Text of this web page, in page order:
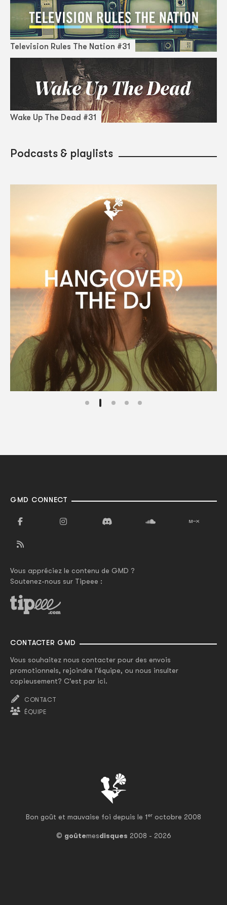
Television Rules The Nation #31
Wake Up The Dead #31
Podcasts & playlists
Bon goût et mauvaise foi depuis le 1er octobre 2008
© goûtemesdisques 2008 - 2026
GMD CONNECT
Vous appréciez le contenu de GMD ?
Soutenez-nous sur Tipeee :
CONTACTER GMD
Vous souhaitez nous contacter pour des envois
promotionnels, rejoindre l'équipe, ou nous insulter
copieusement? C'est par ici.
CONTACT
ÉQUIPE